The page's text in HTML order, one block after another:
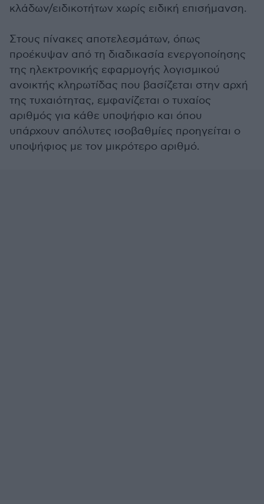
κλάδων/ειδικοτήτων χωρίς ειδική επισήμανση.
Στους πίνακες αποτελεσμάτων, όπως
προέκυψαν από τη διαδικασία ενεργοποίησης
της ηλεκτρονικής εφαρμογής λογισμικού
ανοικτής κληρωτίδας που βασίζεται στην αρχή
της τυχαιότητας, εμφανίζεται ο τυχαίος
αριθμός για κάθε υποψήφιο και όπου
υπάρχουν απόλυτες ισοβαθμίες προηγείται ο
υποψήφιος με τον μικρότερο αριθμό.